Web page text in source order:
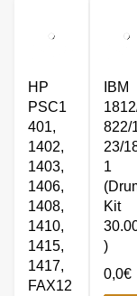
HP
PSC1
401,
1402,
1403,
1406,
1408,
1410,
1415,
1417,
FAX12
IBM
822/
23/
1
Kit
)
0,0€